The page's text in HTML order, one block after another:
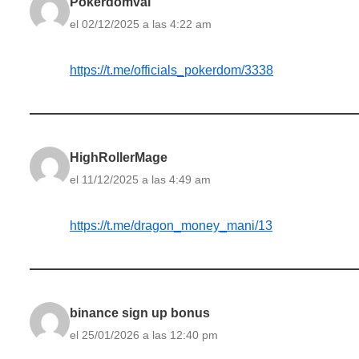
el 02/12/2025 a las 4:22 am
https://t.me/officials_pokerdom/3338
HighRollerMage
el 11/12/2025 a las 4:49 am
https://t.me/dragon_money_mani/13
binance sign up bonus
el 25/01/2026 a las 12:40 pm